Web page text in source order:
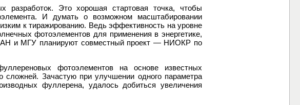
разработок. Это хорошая стартовая точка, чтобы
И думать о возможном масштабировании
к тиражированию. Ведь эффективность на уровне
фотоэлементов для применения в энергетике,
и МГУ планируют совместный проект — НИОКР по
фотоэлементов на основе известных
сложней. Зачастую при улучшении одного параметра
фуллерена, удалось добиться увеличения